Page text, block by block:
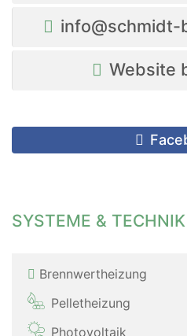
Website
SYSTEME & TECHNIK
Brennwertheizung
Pelletheizung
Photovoltaik